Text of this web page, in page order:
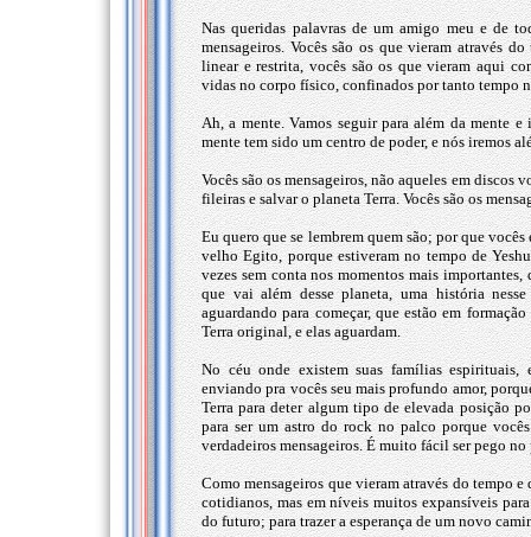
Nas queridas palavras de um amigo meu e de
mensageiros. Vocês são os que vieram através
linear e restrita, vocês são os que vieram aqui
vidas no corpo físico, confinados por tanto tempo
Ah, a mente. Vamos seguir para além da mente
mente tem sido um centro de poder, e nós iremos
Vocês são os mensageiros, não aqueles em
fileiras e salvar o planeta Terra. Vocês são os
Eu quero que se lembrem quem são; por que
velho Egito, porque estiveram no tempo de
vezes sem conta nos momentos mais
que vai além desse planeta, uma história
aguardando para começar, que estão em
Terra original, e elas aguardam.
No céu onde existem suas famílias espirituais,
enviando pra vocês seu mais profundo amor,
Terra para deter algum tipo de elevada posição
para ser um astro do rock no palco porque
verdadeiros mensageiros. É muito fácil ser pego
Como mensageiros que vieram através do tempo
cotidianos, mas em níveis muitos expansíveis
do futuro; para trazer a esperança de um novo